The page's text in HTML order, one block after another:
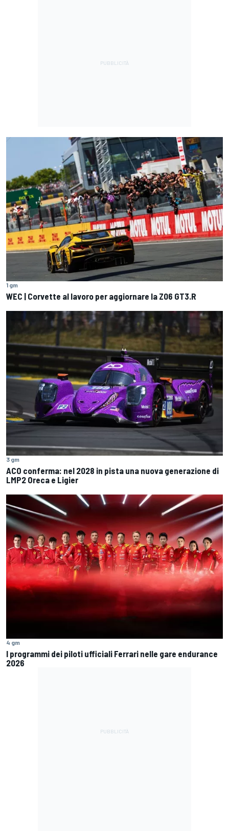
1 gm
WEC | Corvette al lavoro per aggiornare la Z06 GT3.R
3 gm
ACO conferma: nel 2028 in pista una nuova generazione di
LMP2 Oreca e Ligier
4 gm
I programmi dei piloti ufficiali Ferrari nelle gare endurance
2026